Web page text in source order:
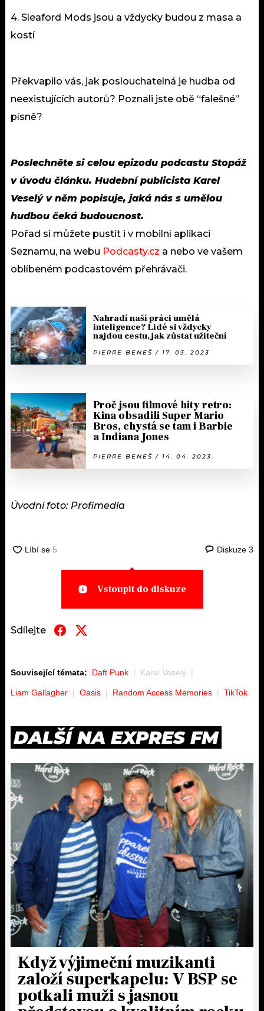
4. Sleaford Mods jsou a vždycky budou z masa a
kostí
Překvapilo vás, jak poslouchatelná je hudba od
neexistujících autorů? Poznali jste obě “falešné”
písně?
Poslechněte si celou epizodu podcastu Stopáž
v úvodu článku. Hudební publicista Karel
Veselý v něm popisuje, jaká nás s umělou
hudbou čeká budoucnost.
Pořad si můžete pustit i v mobilní aplikaci
Seznamu, na webu Podcasty.cz a nebo ve vašem
oblíbeném podcastovém přehrávači.
Nahradí naší práci umělá
inteligence? Lidé si vždycky
najdou cestu, jak zůstat užiteční
PIERRE BENEŠ / 17. 03. 2023
Proč jsou filmové hity retro:
Kina obsadili Super Mario
Bros, chystá se tam i Barbie
a Indiana Jones
PIERRE BENEŠ / 14. 04. 2023
Úvodní foto: Profimedia
Diskuze 3
Vstoupit do diskuze
Sdílejte
Související témata: Daft Punk Karel Veselý
Liam Gallagher Oasis Random Access Memories TikTok
DALŠÍ NA EXPRES FM
Když výjimeční muzikanti
založí superkapelu: V BSP se
potkali muži s jasnou